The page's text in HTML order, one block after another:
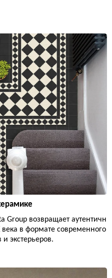
Group возвращает аутентичн
в формате современного
экстерьеров.